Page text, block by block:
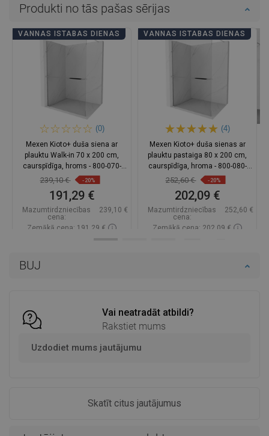
BUJ
Vai neatradāt atbildi?
Rakstiet mums
Uzdodiet mums jautājumu
Skatīt citus jautājumus
Produkti no tās pašas sērijas
VANNAS ISTABAS DIENAS
(0)
Mexen Kioto+ duša siena ar
plauktu Walk-in 70 x 200 cm,
caurspīdīga, hroms - 800-070-
121-01-00
239,10 € -20%
191,29 €
Mazumtirdzniecības
cena:
239,10 €
Zemākā cena: 191,29 €
VANNAS ISTABAS DIENAS
(4)
Mexen Kioto+ duša sienas ar
plauktu pastaiga 80 x 200 cm,
caurspīdīga, hroma - 800-080-
121-01-00
252,60 € -20%
202,09 €
Mazumtirdzniecības
cena:
252,60 €
Zemākā cena: 202,09 €